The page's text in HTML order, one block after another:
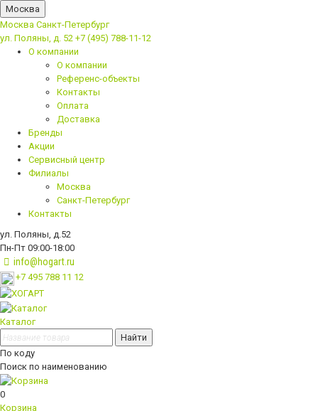
Москва
Москва Санкт-Петербург
ул. Поляны, д. 52 +7 (495) 788-11-12
О компании
О компании
Референс-объекты
Контакты
Оплата
Доставка
Бренды
Акции
Сервисный центр
Филиалы
Москва
Санкт-Петербург
Контакты
ул. Поляны, д.52
Пн-Пт 09:00-18:00
info@hogart.ru
+7 495 788 11 12
Каталог
Найти
По коду
Поиск по наименованию
0
Корзина